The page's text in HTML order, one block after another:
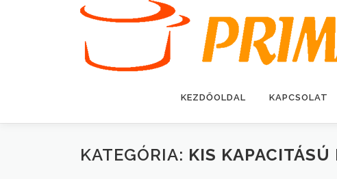
KEZDŐOLDAL KAPCSOLAT
KATEGÓRIA: KIS